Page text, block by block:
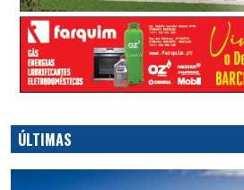
ÚLTIMAS